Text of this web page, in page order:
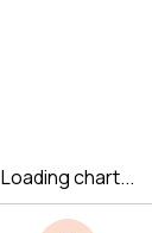
Loading chart...